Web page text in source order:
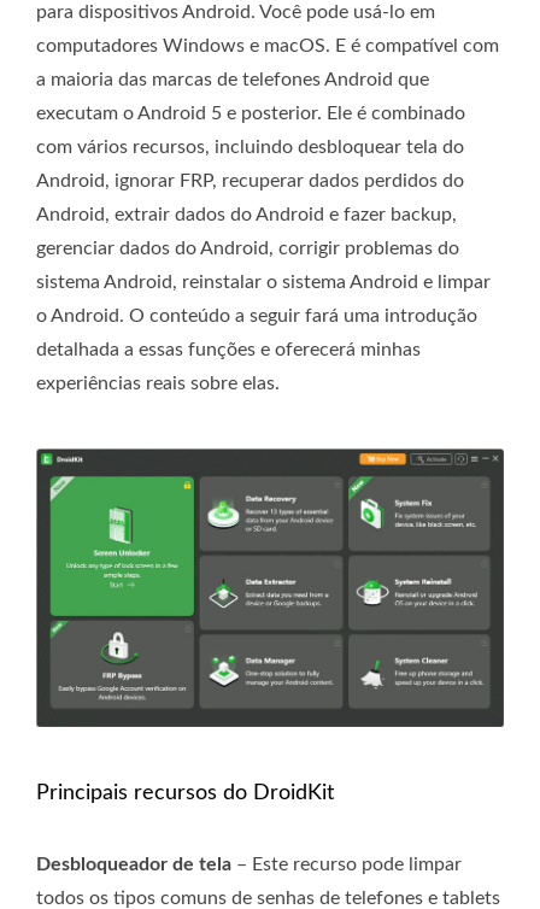
para dispositivos Android. Você pode usá-lo em
computadores Windows e macOS. E é compatível com
a maioria das marcas de telefones Android que
executam o Android 5 e posterior. Ele é combinado
com vários recursos, incluindo desbloquear tela do
Android, ignorar FRP, recuperar dados perdidos do
Android, extrair dados do Android e fazer backup,
gerenciar dados do Android, corrigir problemas do
sistema Android, reinstalar o sistema Android e limpar
o Android. O conteúdo a seguir fará uma introdução
detalhada a essas funções e oferecerá minhas
experiências reais sobre elas.
Principais recursos do DroidKit
Desbloqueador de tela – Este recurso pode limpar
todos os tipos comuns de senhas de telefones e tablets